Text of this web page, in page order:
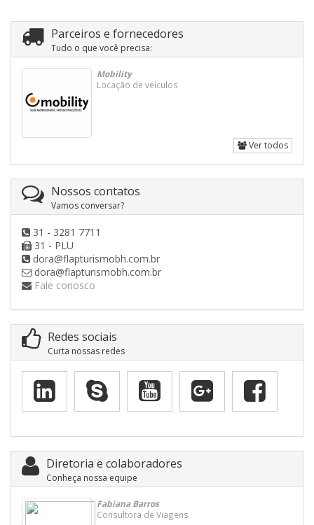
Parceiros e fornecedores
Tudo o que você precisa:
Mobility
Locação de veículos
Ver todos
Nossos contatos
Vamos conversar?
31 - 3281 7711
31 - PLU
dora@flapturismobh.com.br
dora@flapturismobh.com.br
Fale conosco
Redes sociais
Curta nossas redes
Diretoria e colaboradores
Conheça nossa equipe
Fabiana Barros
Consultora de Viagens